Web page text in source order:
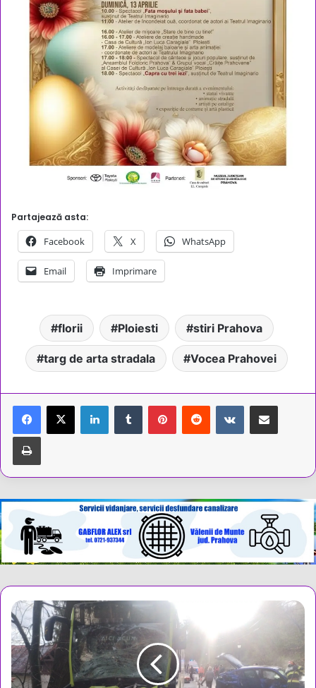
Partajează asta:
Facebook X WhatsApp
Email Imprimare
florii Ploiesti stiri Prahova
targ de arta stradala Vocea Prahovei
LinkedInTumblr PinterestReddit VKontakteShare via Email
Tipărește
Accident
grav
la
Sinaia:
Autoturism
cuprins